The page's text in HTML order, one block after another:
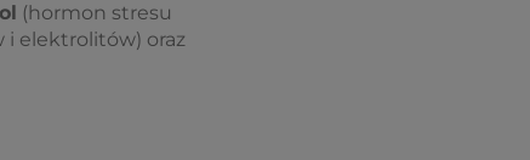
(hormon stresu
i elektrolitów) oraz